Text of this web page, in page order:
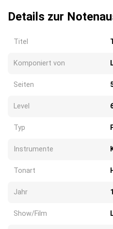
Details zur
Titel
Komponiert von
Seiten
Level
Typ
Instrumente
Tonart
Jahr
Show/Film